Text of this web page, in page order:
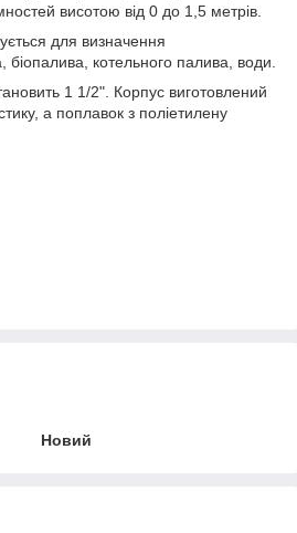
висотою від 0 до 1,5 метрів.
для визначення
біопалива, котельного палива, води.
1 1/2". Корпус виготовлений
а поплавок з поліетилену
Новий